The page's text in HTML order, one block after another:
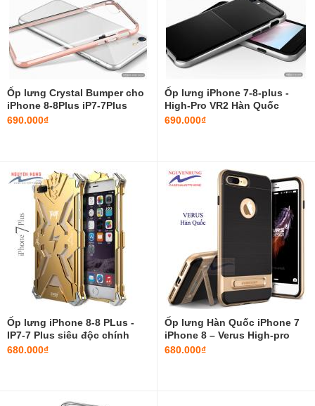
Ốp lưng Crystal Bumper cho
iPhone 8-8Plus iP7-7Plus
chính hãng Verus Hàn Quốc
690.000₫
Ốp lưng iPhone 7-8-plus -
High-Pro VR2 Hàn Quốc
690.000₫
Ốp lưng iPhone 8-8 PLus -
IP7-7 Plus siêu độc chính
hãng Simon Thor
680.000₫
Ốp lưng Hàn Quốc iPhone 7
iPhone 8 – Verus High-pro
680.000₫